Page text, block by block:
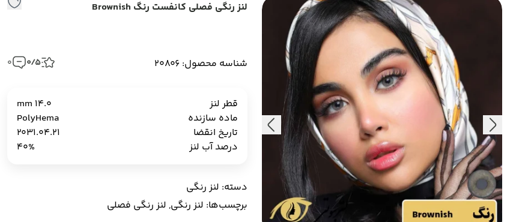
لنز رنگی فصلی کانفست رنگ Brownish
شناسه محصول: 20806 0/5
0
قطر لنز
14.0 mm
ماده سازنده
PolyHema
تاریخ انقضا
2031.04.21
درصد آب لنز
40%
دسته: لنز رنگی
برچسب‌ها: لنز رنگی, لنز رنگی فصلی